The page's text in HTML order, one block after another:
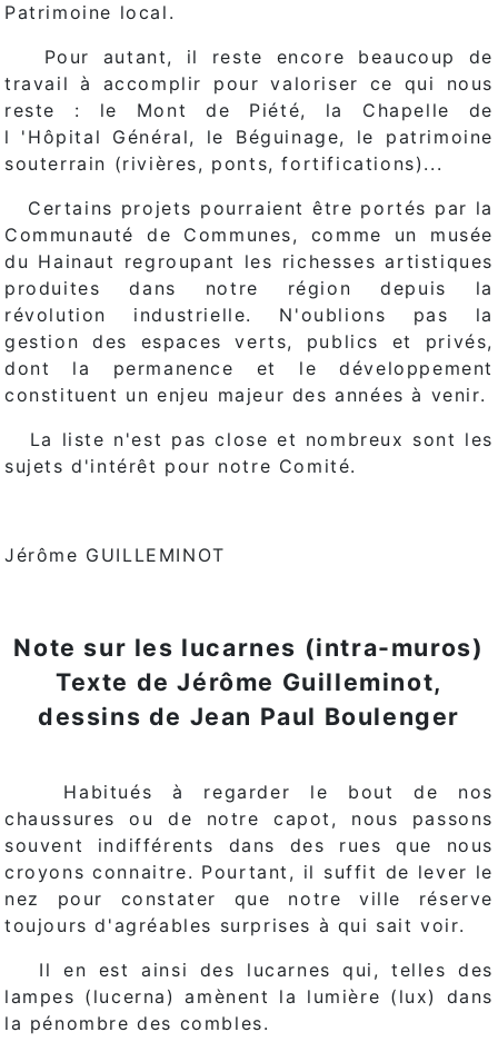
Patrimoine local.
Pour autant, il reste encore beaucoup de
travail à accomplir pour valoriser ce qui nous
reste : le Mont de Piété, la Chapelle de
l 'Hôpital Général, le Béguinage, le patrimoine
souterrain (rivières, ponts, fortifications)...
Certains projets pourraient être portés par la
Communauté de Communes, comme un musée
du Hainaut regroupant les richesses artistiques
produites dans notre région depuis la
révolution industrielle. N'oublions pas la
gestion des espaces verts, publics et privés,
dont la permanence et le développement
constituent un enjeu majeur des années à venir.
La liste n'est pas close et nombreux sont les
sujets d'intérêt pour notre Comité.
Jérôme GUILLEMINOT
Note sur les lucarnes (intra-muros)
Texte de Jérôme Guilleminot,
dessins de Jean Paul Boulenger
Habitués à regarder le bout de nos
chaussures ou de notre capot, nous passons
souvent indifférents dans des rues que nous
croyons connaitre. Pourtant, il suffit de lever le
nez pour constater que notre ville réserve
toujours d'agréables surprises à qui sait voir.
Il en est ainsi des lucarnes qui, telles des
lampes (lucerna) amènent la lumière (lux) dans
la pénombre des combles.